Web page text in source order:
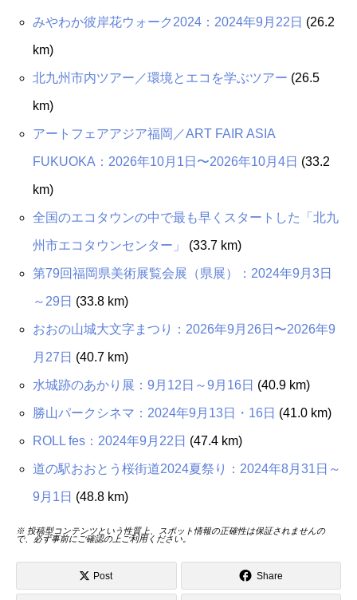
みやわか彼岸花ウォーク2024：2024年9月22日 (26.2
km)
北九州市内ツアー／環境とエコを学ぶツアー (26.5
km)
アートフェアアジア福岡／ART FAIR ASIA
FUKUOKA：2026年10月1日〜2026年10月4日 (33.2
km)
全国のエコタウンの中で最も早くスタートした「北九
州市エコタウンセンター」 (33.7 km)
第79回福岡県美術展覧会展（県展）：2024年9月3日
～29日 (33.8 km)
おおの山城大文字まつり：2026年9月26日〜2026年9
月27日 (40.7 km)
水城跡のあかり展：9月12日～9月16日 (40.9 km)
勝山パークシネマ：2024年9月13日・16日 (41.0 km)
ROLL fes：2024年9月22日 (47.4 km)
道の駅おおとう桜街道2024夏祭り：2024年8月31日～
9月1日 (48.8 km)
※ 投稿型コンテンツという性質上、スポット情報の正確性は保証されませんの
で、必ず事前にご確認の上ご利用ください。
Post Share